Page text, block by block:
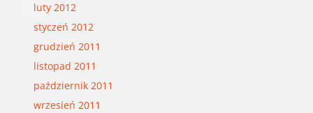
luty 2012
styczeń 2012
grudzień 2011
listopad 2011
październik 2011
wrzesień 2011